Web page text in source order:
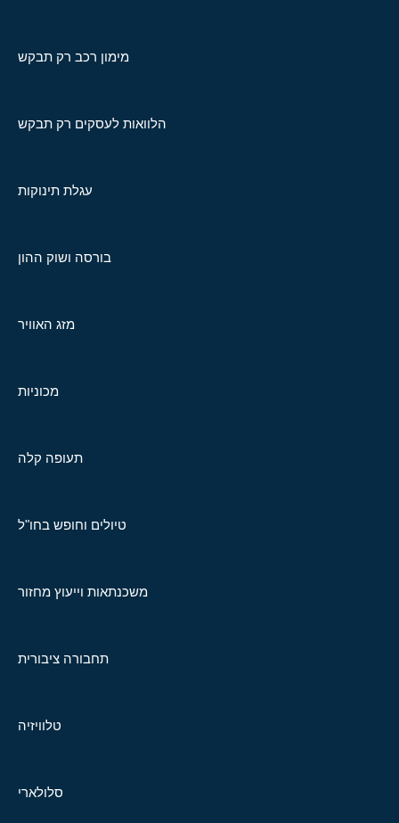
מימון רכב רק תבקש
הלוואות לעסקים רק תבקש
עגלת תינוקות
בורסה ושוק ההון
מזג האוויר
מכוניות
תעופה קלה
טיולים וחופש בחו"ל
משכנתאות וייעוץ מחזור
תחבורה ציבורית
טלוויזיה
סלולארי